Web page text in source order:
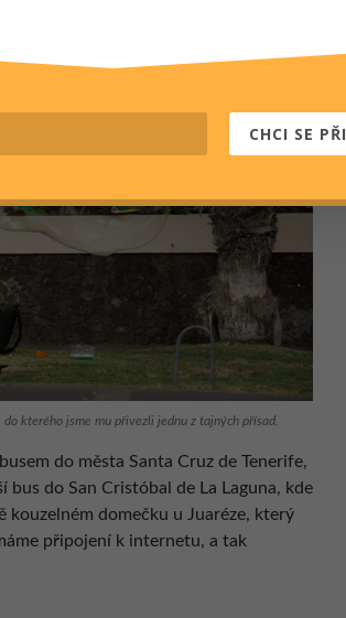
náklady na auto a benzín.
kterého jsme mu přivezli jednu z tajných přísad.
do města Santa Cruz de Tenerife,
bus do San Cristóbal de La Laguna, kde
kouzelném domečku u Juaréze, který
připojení k internetu, a tak
CHCI SE